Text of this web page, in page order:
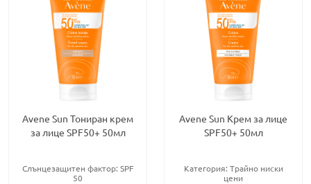
Avene Sun Тониран крем
за лице SPF50+ 50мл
Слънцезащитен фактор: SPF
50
Avene Sun Крем за лице
SPF50+ 50мл
Категория: Трайно ниски
цени